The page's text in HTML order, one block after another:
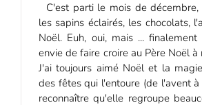
C'est parti le mois de décembre,
les sapins éclairés, les chocolats,
Noël. Euh, oui, mais ...
envie de faire croire au Père Noël à
J'ai toujours aimé Noël et la
des fêtes qui l'entoure (de l'avent
reconnaître qu'elle regroupe